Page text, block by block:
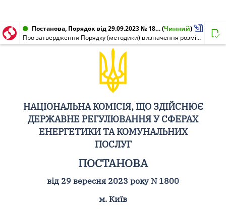
Постанова, Порядок від 29.09.2023 № 1800(Чинний)
Про затвердження Порядку (методики) визначення розміру штрафів, які накладаються Національною комісією, що здійснює державне регулювання у сферах енергетики та комунальних послуг
НАЦІОНАЛЬНА КОМІСІЯ, ЩО ЗДІЙСНЮЄ
ДЕРЖАВНЕ РЕГУЛЮВАННЯ У СФЕРАХ
ЕНЕРГЕТИКИ ТА КОМУНАЛЬНИХ
ПОСЛУГ
ПОСТАНОВА
від 29 вересня 2023 року N 1800
м. Київ